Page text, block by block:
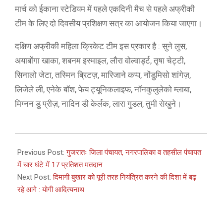
मार्च को ईकाना स्टेडियम में पहले एकदिनी मैच से पहले अफ्रीकी
टीम के लिए दो दिवसीय प्रशिक्षण सत्र का आयोजन किया जाएगा।
दक्षिण अफ्रीकी महिला क्रिकेट टीम इस प्रकार है : सुने लुस,
अयाबोंगा खाका, शबनम इस्माइल, लौरा वोल्वार्ड्ट, तृषा चेट्टी,
सिनालो जेटा, तस्मिन ब्रिटज़, मारिजाने कप्प, नोंडुमिसो शांगेज़,
लिजेले ली, एनेके बॉश, फेय ट्यूनिकलाइफ, नॉनकुलुलेको म्लाबा,
मिग्नन डु प्रीज़, नादिन डी केर्लक, लारा गुडल, तुमी सेखुने।
02-
28
Previous Post:गुजरातः जिला पंचायत, नगरपालिका व तहसील पंचायत
में चार घंटे में 17 प्रतिशत मतदान
Next Post:दिमागी बुखार को पूरी तरह नियंत्रित करने की दिशा में बढ़
रहे आगे : योगी आदित्यनाथ